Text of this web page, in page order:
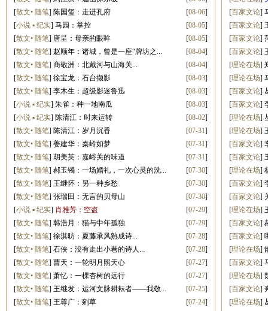
[08-06]
[散文• 随笔] 陈国玺：走进孔府
[08-05]
[小说 ▪ 纪实] 马园：掌控
[08-05]
[散文• 随笔] 唐呈：母亲的眼眸
[08-04]
[散文• 随笔] 赵顺年：诸城，曾是一座“牌坊之...
[08-04]
[散文• 随笔] 商敬洲：北戴河与山海关...
[08-03]
[散文• 随笔] 徐宝龙：石台撷影
[08-03]
[散文• 随笔] 李木生：超级影迷鲁迅
[08-03]
[小说 ▪ 纪实] 朱雀：种一地南瓜
[08-02]
[小说 ▪ 纪实] 陈清江：时来运转
[07-31]
[散文• 随笔] 陈清江：岁月沉香
[07-31]
[散文• 随笔] 姜建华：秦岭如梦
[07-31]
[散文• 随笔] 胡美英：嘉峪关的味道
[07-30]
[散文• 随笔] 郝玉镯：一场婚礼，一次心灵的洗...
[07-30]
[散文• 随笔] 王继怀：另一种乡愁
[07-30]
[散文• 随笔] 张瑞田：无言的贝母山
[07-29]
[小说 ▪ 纪实] 肖雅芳：空盗
[07-29]
[散文• 随笔] 韩浩月：猫与中年孤独
[07-28]
[散文• 随笔] 徐淇昉：夏藤承风熟成诗...
[07-28]
[散文• 随笔] 石侠：没有走出小巷的诗人...
[07-27]
[散文• 随笔] 曹天：一轮明月照天心
[07-27]
[散文• 随笔] 萧忆：一棵杏树的远行
[07-25]
[散文• 随笔] 王继发：运河文脉耕耘者——我敬...
[07-24]
[散文• 随笔] 王尊广：剜草
[百家文论]
[百家文论]
[百家文论]
[百家文论]
[理论在场]
[理论在场]
[百家文论]
[百家文论]
[理论在场]
[理论在场]
[百家文论]
[百家文论]
[理论在场]
[百家文论]
[百家文论]
[理论在场]
[百家文论]
[百家文论]
[理论在场]
[百家文论]
[理论在场]
[百家文论]
[理论在场]